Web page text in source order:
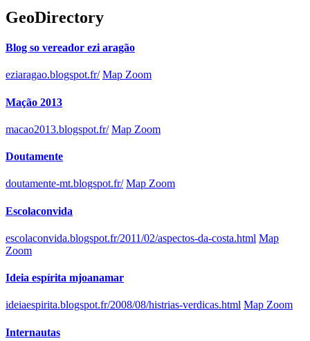
GeoDirectory
Blog so vereador ezi aragão
eziaragao.blogspot.fr/ Map Zoom
Mação 2013
macao2013.blogspot.fr/ Map Zoom
Doutamente
doutamente-mt.blogspot.fr/ Map Zoom
Escolaconvida
escolaconvida.blogspot.fr/2011/02/aspectos-da-costa.html Map
Zoom
Ideia espírita mjoanamar
ideiaespirita.blogspot.fr/2008/08/histrias-verdicas.html Map Zoom
Internautas